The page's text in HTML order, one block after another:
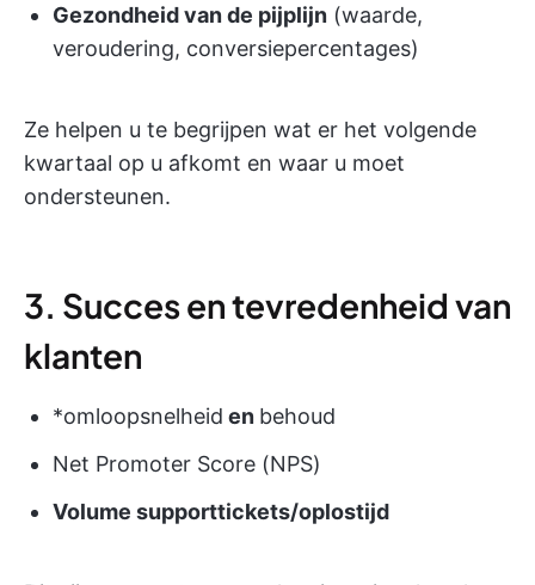
Gezondheid van de pijplijn (waarde,
veroudering, conversiepercentages)
Ze helpen u te begrijpen wat er het volgende
kwartaal op u afkomt en waar u moet
ondersteunen.
3. Succes en tevredenheid van
klanten
*omloopsnelheid en behoud
Net Promoter Score (NPS)
Volume supporttickets/oplostijd